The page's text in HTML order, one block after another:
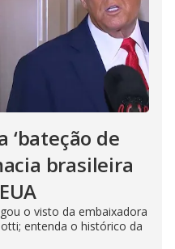
‘bateção de
brasileira
o visto da embaixadora
entenda o histórico da